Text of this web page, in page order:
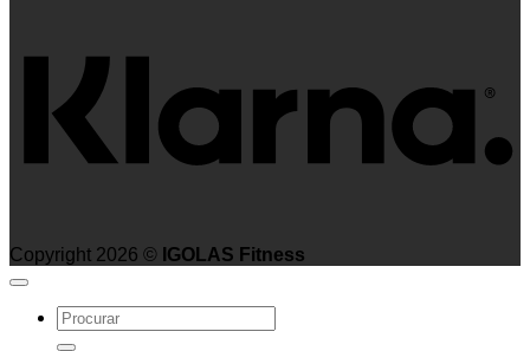
Copyright 2026 © IGOLAS Fitness
Search
for: